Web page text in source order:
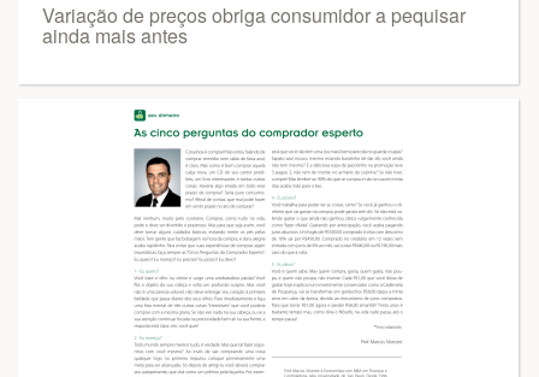
Variação de preços obriga consumidor a pequisar
ainda mais antes